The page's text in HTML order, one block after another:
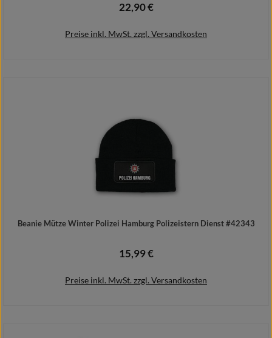
Regulärer Preis:
22,90 €
Preise inkl. MwSt. zzgl. Versandkosten
Beanie Mütze Winter Polizei Hamburg Polizeistern Dienst #42343
Regulärer Preis:
15,99 €
Preise inkl. MwSt. zzgl. Versandkosten